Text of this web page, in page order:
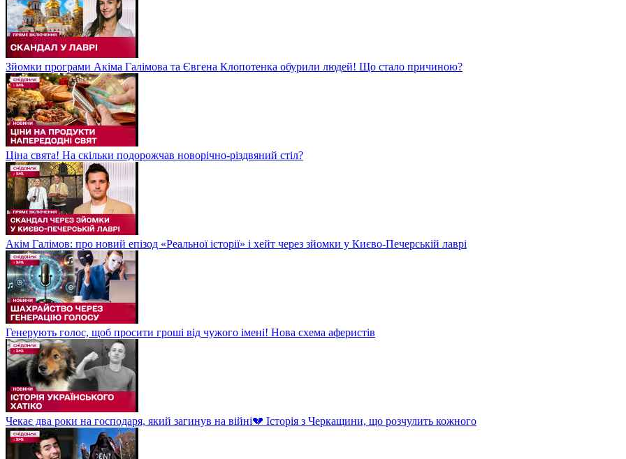
Зйомки програми Акіма Галімова та Євгена Клопотенка обурили людей! Що стало причиною?
Ціна свята! На скільки подорожчав новорічно-різдвяний стіл?
Акім Галімов: про новий епізод «Реальної історії» і хейт через зйомки у Києво-Печерській лаврі
Генерують голос, щоб просити гроші від чужого імені! Нова схема аферистів
Чекає два роки на господаря, який загинув на війні💔 Історія з Черкащини, що розчулить кожного